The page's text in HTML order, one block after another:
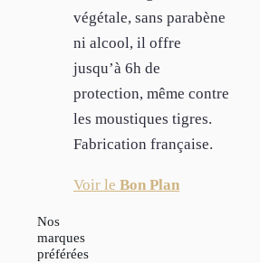
végétale, sans parabène
ni alcool, il offre
jusqu’à 6h de
protection, même contre
les moustiques tigres.
Fabrication française.
Voir le Bon Plan
Nos
marques
préférées